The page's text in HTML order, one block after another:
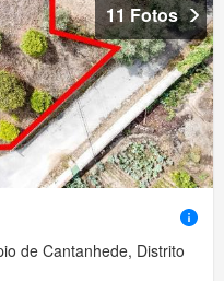
11 Fotos
de Cantanhede, Distrito